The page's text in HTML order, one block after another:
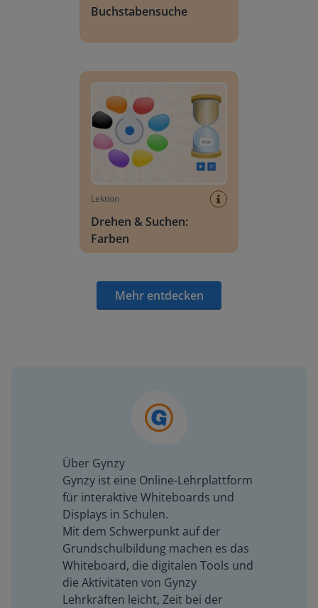
Buchstabensuche
Lektion
Drehen & Suchen:
Farben
Mehr entdecken
Über Gynzy
Gynzy ist eine Online-Lehrplattform
für interaktive Whiteboards und
Displays in Schulen.
Mit dem Schwerpunkt auf der
Grundschulbildung machen es das
Whiteboard, die digitalen Tools und
die Aktivitäten von Gynzy
Lehrkräften leicht, Zeit bei der